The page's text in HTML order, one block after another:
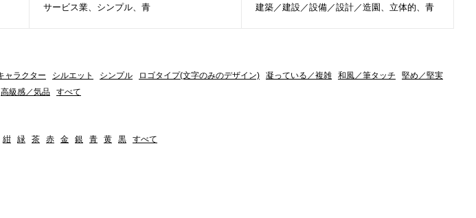
サービス業、シンプル、青 建築／建設／設備／設計／造園、立体的、青
ャラクター シルエット シンプル ロゴタイプ(文字のみのデザイン) 凝っている／複雑 和風／筆タッチ
堅め／堅実
高級感／気品 すべて
紺 緑 茶 赤 金 銀 青 黄 黒 すべて